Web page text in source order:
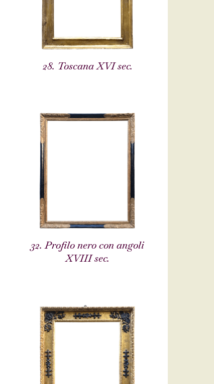
28. Toscana XVI sec.
32. Profilo nero con angoli
XVIII sec.